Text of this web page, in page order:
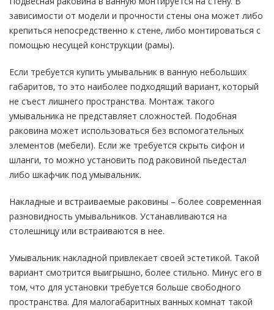
зависимости от модели и прочности стены она может либо
крепиться непосредственно к стене, либо монтироваться с
помощью несущей конструкции (рамы).
Если требуется купить умывальник в ванную небольших
габаритов, то это наиболее подходящий вариант, который
не съест лишнего пространства. Монтаж такого
умывальника не представляет сложностей. Подобная
раковина может использоваться без вспомогательных
элементов (мебели). Если же требуется скрыть сифон и
шланги, то можно установить под раковиной пьедестал
либо шкафчик под умывальник.
Накладные и встраиваемые раковины – более современная
разновидность умывальников. Устанавливаются на
столешницу или встраиваются в нее.
Умывальник накладной привлекает своей эстетикой. Такой
вариант смотрится выигрышно, более стильно. Минус его в
том, что для установки требуется больше свободного
пространства. Для малогабаритных ванных комнат такой